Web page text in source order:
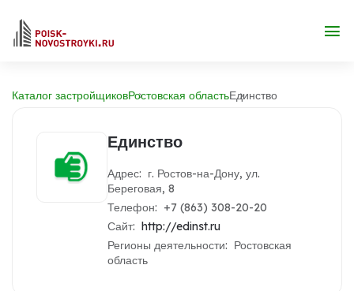
Каталог застройщиковРостовская областьЕдинство
Единство
Адрес: г. Ростов-на-Дону, ул.
Береговая, 8
Телефон: +7 (863) 308-20-20
Сайт: http://edinst.ru
Регионы деятельности: Ростовская
область